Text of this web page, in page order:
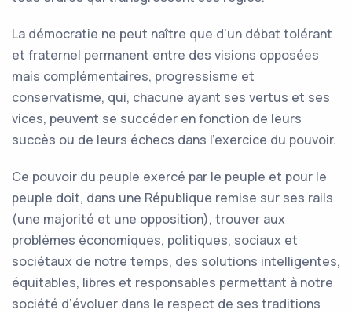
La démocratie ne peut naître que d’un débat tolérant
et fraternel permanent entre des visions opposées
mais complémentaires, progressisme et
conservatisme, qui, chacune ayant ses vertus et ses
vices, peuvent se succéder en fonction de leurs
succès ou de leurs échecs dans l’exercice du pouvoir.
Ce pouvoir du peuple exercé par le peuple et pour le
peuple doit, dans une République remise sur ses rails
(une majorité et une opposition), trouver aux
problèmes économiques, politiques, sociaux et
sociétaux de notre temps, des solutions intelligentes,
équitables, libres et responsables permettant à notre
société d’évoluer dans le respect de ses traditions